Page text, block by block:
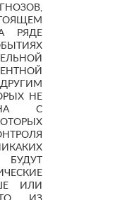
РЯДЕ
НЕ
С
ИЛИ
ИЗ